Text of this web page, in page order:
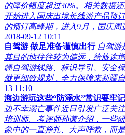
的降价幅度超过30%。相关数据
开始进入国庆出境长线游产品预
的预订高峰期，进入9月，国庆周
2018-09-12 10:11
自驾游 做足准备谨慎出行 自驾游
其目的地往往较为偏远，给旅途
疆自驾游线路、标识导引、安全
做更细致规划，全力保障来新疆
13 11:10
海边游玩这些“防溺水”常识要牢记
边不幸溺亡事件近日引发广泛关
培训师、考评师孙谦介绍，一些
象中的一直挣扎、大声呼救，而是